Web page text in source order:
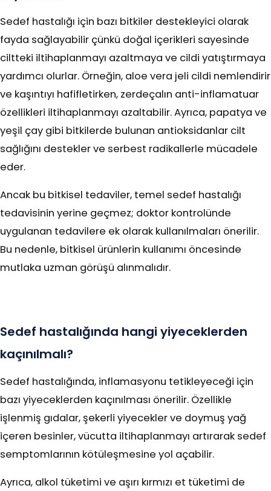
Sedef hastalığı için bazı bitkiler destekleyici olarak
fayda sağlayabilir çünkü doğal içerikleri sayesinde
ciltteki iltihaplanmayı azaltmaya ve cildi yatıştırmaya
yardımcı olurlar. Örneğin, aloe vera jeli cildi nemlendirir
ve kaşıntıyı hafifletirken, zerdeçalın anti-inflamatuar
özellikleri iltihaplanmayı azaltabilir. Ayrıca, papatya ve
yeşil çay gibi bitkilerde bulunan antioksidanlar cilt
sağlığını destekler ve serbest radikallerle mücadele
eder.
Ancak bu bitkisel tedaviler, temel sedef hastalığı
tedavisinin yerine geçmez; doktor kontrolünde
uygulanan tedavilere ek olarak kullanılmaları önerilir.
Bu nedenle, bitkisel ürünlerin kullanımı öncesinde
mutlaka uzman görüşü alınmalıdır.
Sedef hastalığında hangi yiyeceklerden
kaçınılmalı?
Sedef hastalığında, inflamasyonu tetikleyeceği için
bazı yiyeceklerden kaçınılması önerilir. Özellikle
işlenmiş gıdalar, şekerli yiyecekler ve doymuş yağ
içeren besinler, vücutta iltihaplanmayı artırarak sedef
semptomlarının kötüleşmesine yol açabilir.
Ayrıca, alkol tüketimi ve aşırı kırmızı et tüketimi de